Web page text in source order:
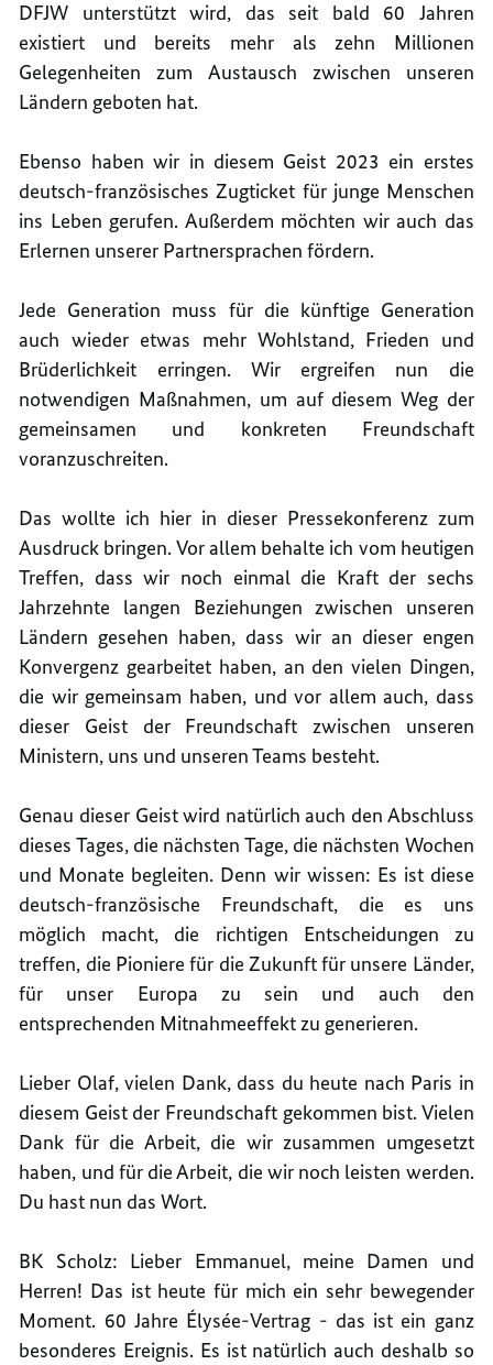
DFJW unterstützt wird, das seit bald 60 Jahren
existiert und bereits mehr als zehn Millionen
Gelegenheiten zum Austausch zwischen unseren
Ländern geboten hat.
Ebenso haben wir in diesem Geist 2023 ein erstes
deutsch-französisches Zugticket für junge Menschen
ins Leben gerufen. Außerdem möchten wir auch das
Erlernen unserer Partnersprachen fördern.
Jede Generation muss für die künftige Generation
auch wieder etwas mehr Wohlstand, Frieden und
Brüderlichkeit erringen. Wir ergreifen nun die
notwendigen Maßnahmen, um auf diesem Weg der
gemeinsamen und konkreten Freundschaft
voranzuschreiten.
Das wollte ich hier in dieser Pressekonferenz zum
Ausdruck bringen. Vor allem behalte ich vom heutigen
Treffen, dass wir noch einmal die Kraft der sechs
Jahrzehnte langen Beziehungen zwischen unseren
Ländern gesehen haben, dass wir an dieser engen
Konvergenz gearbeitet haben, an den vielen Dingen,
die wir gemeinsam haben, und vor allem auch, dass
dieser Geist der Freundschaft zwischen unseren
Ministern, uns und unseren Teams besteht.
Genau dieser Geist wird natürlich auch den Abschluss
dieses Tages, die nächsten Tage, die nächsten Wochen
und Monate begleiten. Denn wir wissen: Es ist diese
deutsch-französische Freundschaft, die es uns
möglich macht, die richtigen Entscheidungen zu
treffen, die Pioniere für die Zukunft für unsere Länder,
für unser Europa zu sein und auch den
entsprechenden Mitnahmeeffekt zu generieren.
Lieber Olaf, vielen Dank, dass du heute nach Paris in
diesem Geist der Freundschaft gekommen bist. Vielen
Dank für die Arbeit, die wir zusammen umgesetzt
haben, und für die Arbeit, die wir noch leisten werden.
Du hast nun das Wort.
BK Scholz: Lieber Emmanuel, meine Damen und
Herren! Das ist heute für mich ein sehr bewegender
Moment. 60 Jahre Élysée-Vertrag - das ist ein ganz
besonderes Ereignis. Es ist natürlich auch deshalb so